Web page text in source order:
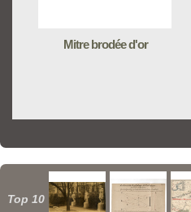
Mitre brodée d'or
Top 10